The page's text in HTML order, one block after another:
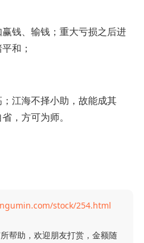
钱、输钱；重大亏损之后进
和；
江海不择小助，故能成其
，方可为师。
stock/254.html
帮助，欢迎朋友打赏，金额随